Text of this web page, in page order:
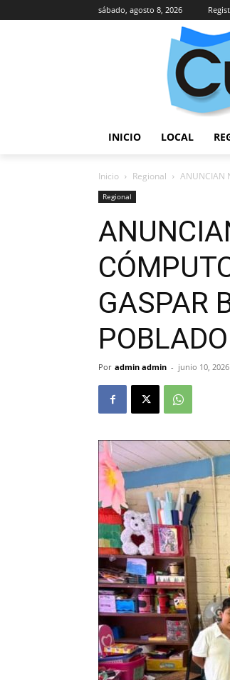
sábado, agosto 8, 2026
INICIO LOCAL
Inicio Regional ANUNCIAN
Regional
GASPAR
Por admin admin - junio 10, 2026